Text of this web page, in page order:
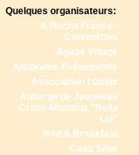
Quelques organisateurs:
A Rocha France -
Courmettes
Agape Village
Antipodes-Evénements
Association l'Oasis
Auberge de Jeunesse
Crans-Montana "Bella
Lui"
Bed & Breakfast
Casa Siloe